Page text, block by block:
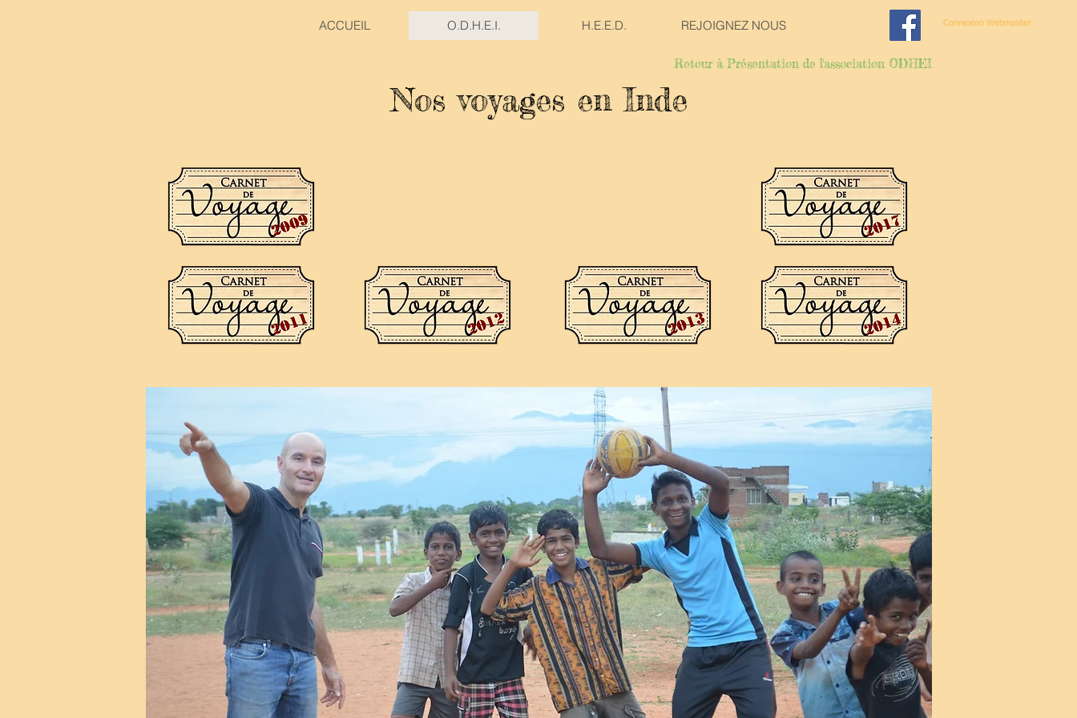
ACCUEIL O.D.H.E.I. H.E.E.D. REJOIGNEZ NOUS Connexion Webmaster
Retour à Présentation de l'association ODHEI
Nos voyages en Inde